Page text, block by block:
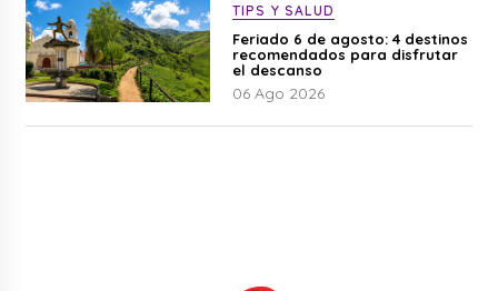
TIPS Y SALUD
Feriado 6 de agosto: 4 destinos
recomendados para disfrutar
el descanso
06 Ago 2026